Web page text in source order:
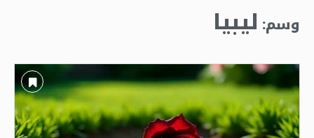
وسم: ليبيا